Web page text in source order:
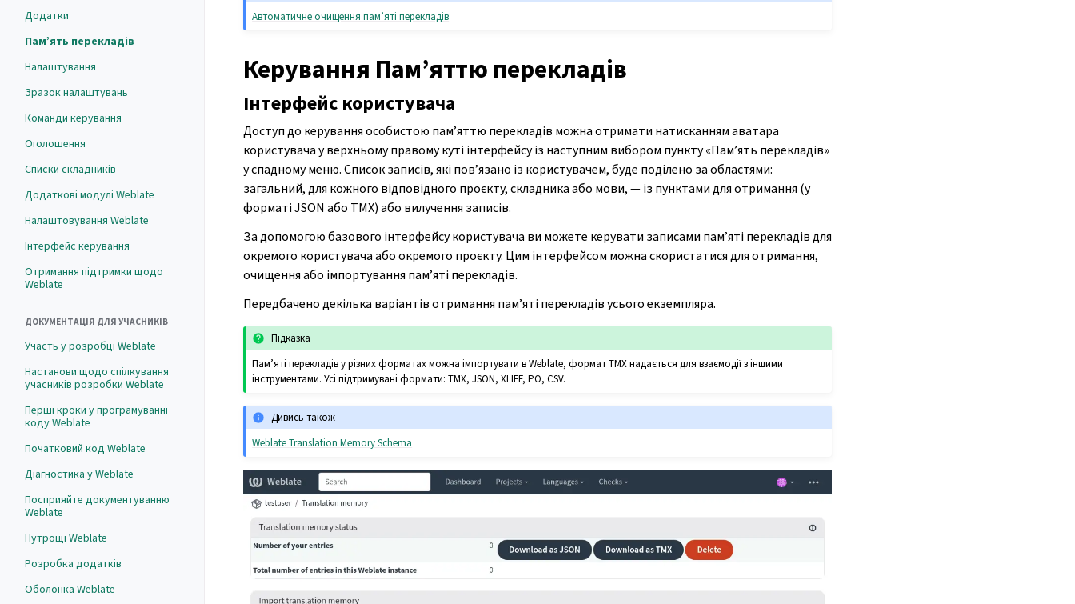
Додатки
Пам’ять перекладів
Налаштування
Зразок налаштувань
Команди керування
Оголошення
Списки складників
Додаткові модулі Weblate
Налаштовування Weblate
Інтерфейс керування
Отримання підтримки щодо
Weblate
ДОКУМЕНТАЦІЯ ДЛЯ УЧАСНИКІВ
Участь у розробці Weblate
Настанови щодо спілкування
учасників розробки Weblate
Перші кроки у програмуванні
коду Weblate
Початковий код Weblate
Діагностика у Weblate
Посприяйте документуванню
Weblate
Нутрощі Weblate
Розробка додатків
Оболонка Weblate
Автоматичне очищення пам’яті перекладів
Керування Пам’яттю перекладів
Інтерфейс користувача
Доступ до керування особистою пам’яттю перекладів можна отримати натисканням аватара
користувача у верхньому правому куті інтерфейсу із наступним вибором пункту «Пам’ять перекладів»
у спадному меню. Список записів, які пов’язано із користувачем, буде поділено за областями:
загальний, для кожного відповідного проєкту, складника або мови, — із пунктами для отримання (у
форматі JSON або TMX) або вилучення записів.
За допомогою базового інтерфейсу користувача ви можете керувати записами пам’яті перекладів для
окремого користувача або окремого проєкту. Цим інтерфейсом можна скористатися для отримання,
очищення або імпортування пам’яті перекладів.
Передбачено декілька варіантів отримання пам’яті перекладів усього екземпляра.
Підказка
Пам’яті перекладів у різних форматах можна імпортувати в Weblate, формат TMX надається для взаємодії з іншими
інструментами. Усі підтримувані формати: TMX, JSON, XLIFF, PO, CSV.
Дивись також
Weblate Translation Memory Schema